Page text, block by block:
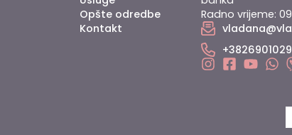
Opšte odredbe
Kontakt
Radno vrijeme: